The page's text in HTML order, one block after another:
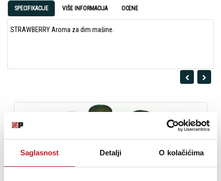
Saglasnost Detalji O kolačićima
SPECIFIKACIJE VIŠE INFORMACIJA OCENE
STRAWBERRY Aroma za dim mašine.